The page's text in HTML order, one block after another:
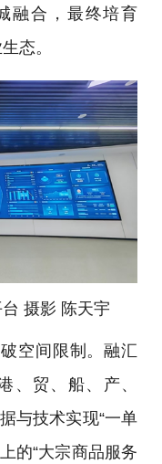
融合，最终培育
态。
摄影 陈天宇
空间限制。融汇
、贸、船、产、
与技术实现“一单
的“大宗商品服务